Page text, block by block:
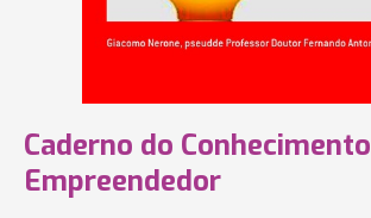
Caderno do Conhecimento
Empreendedor